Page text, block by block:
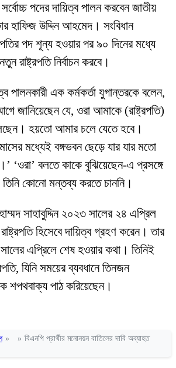
সর্বোচ্চ পদের দায়িত্ব পালন করবেন জাতীয়
হাফিজ উদ্দিন আহমেদ। সংবিধান
পদ শূন্য হওয়ার পর ৯০ দিনের মধ্যে
রাষ্ট্রপতি নির্বাচন করবে।
পালনকারী এক কর্মকর্তা যুগান্তরকে বলেন,
জানিয়েছেন যে, ওরা আমাকে (রাষ্ট্রপতি)
হয়তো আমার চলে যেতে হবে।
মধ্যেই বঙ্গভবন ছেড়ে যার যার মতো
‘ওরা’ বলতে কাকে বুঝিয়েছেন-এ প্রসঙ্গে
তিনি কোনো মন্তব্য করতে চাননি।
সাহাবুদ্দিন ২০২৩ সালের ২৪ এপ্রিল
হিসেবে দায়িত্ব গ্রহণ করেন। তার
এপ্রিলে শেষ হওয়ার কথা। তিনিই
যিনি সময়ের ব্যবধানে তিনজন
শপথবাক্য পাঠ করিয়েছেন।
» » বিএনপি প্রার্থীর মনোনয়ন বাতিলের দাবি অব্যাহত